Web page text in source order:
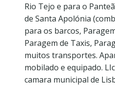
Rio Tejo e para o
de Santa Apolónia
para os barcos,
Paragem de Taxis,
muitos transportes.
mobilado e equipado.
camara municipal de